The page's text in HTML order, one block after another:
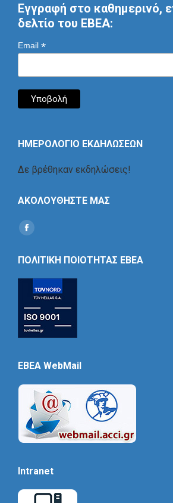
Εγγραφή στο καθημερινό,
δελτίο του ΕΒΕΑ:
Email *
ΗΜΕΡΟΛΟΓΙΟ ΕΚΔΗΛΩΣΕΩΝ
Δε βρέθηκαν εκδηλώσεις!
ΑΚΟΛΟΥΘΗΣΤΕ ΜΑΣ
Find us on:
Social
ΠΟΛΙΤΙΚΗ ΠΟΙΟΤΗΤΑΣ ΕΒΕΑ
EBEA WebMail
Intranet